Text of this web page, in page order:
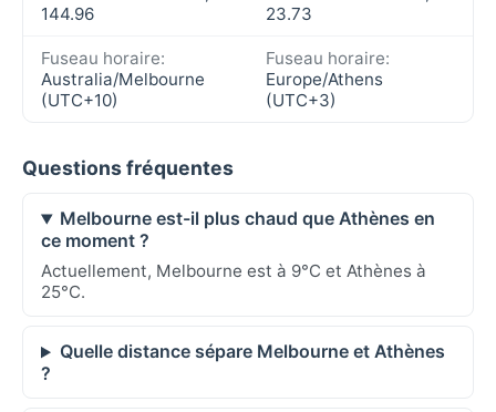
144.96
23.73
Fuseau horaire:
Australia/Melbourne
(UTC+10)
Fuseau horaire:
Europe/Athens
(UTC+3)
Questions fréquentes
Melbourne est-il plus chaud que Athènes en
ce moment ?
Actuellement, Melbourne est à 9°C et Athènes à
25°C.
Quelle distance sépare Melbourne et Athènes
?